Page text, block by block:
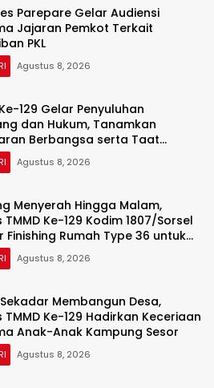
Parepare Gelar Audiensi
Jajaran Pemkot Terkait
PKL
Agustus 8, 2026
129 Gelar Penyuluhan
dan Hukum, Tanamkan
Berbangsa serta Taat
Kampung Sesor
Agustus 8, 2026
Menyerah Hingga Malam,
TMMD Ke-129 Kodim 1807/Sorsel
Finishing Rumah Type 36 untuk
Sesor
Agustus 8, 2026
Membangun Desa,
TMMD Ke-129 Hadirkan Keceriaan
Anak-Anak Kampung Sesor
Agustus 8, 2026